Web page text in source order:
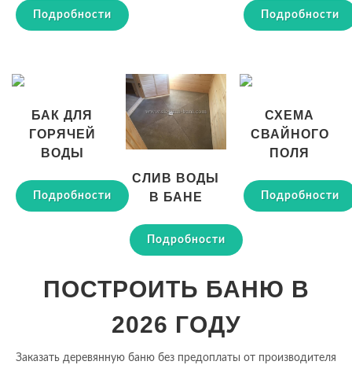
Подробности Подробности
БАК ДЛЯ
ГОРЯЧЕЙ
ВОДЫ
Подробности
СЛИВ ВОДЫ
В БАНЕ
Подробности
СХЕМА
СВАЙНОГО
ПОЛЯ
Подробности
ПОСТРОИТЬ БАНЮ В
2026 ГОДУ
Заказать деревянную баню без предоплаты от производителя